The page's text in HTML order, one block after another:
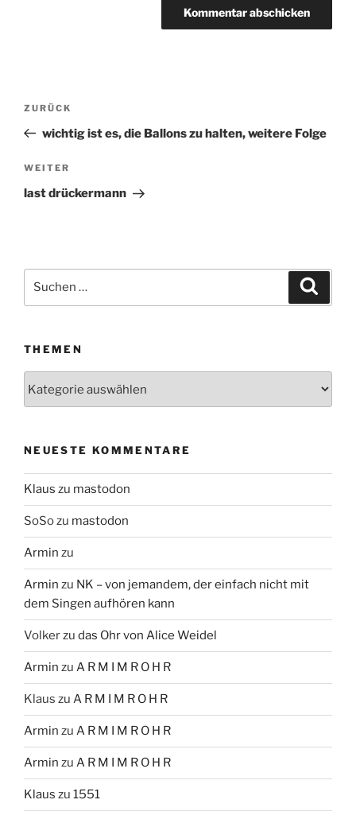
Beitragsnavigation
Vorheriger
Beitrag
ZURÜCK
wichtig ist es, die Ballons zu halten, weitere Folge
Nächster
Beitrag
WEITER
last drückermann
Suchen
THEMEN
NEUESTE KOMMENTARE
Klaus zu mastodon
SoSozu mastodon
Armin zu
Armin zu NK – von jemandem, der einfach nicht mit
dem Singen aufhören kann
Volkerzu das Ohr von Alice Weidel
Armin zu A R M I M R O H R
Klaus zu A R M I M R O H R
Armin zu A R M I M R O H R
Armin zu A R M I M R O H R
Klaus zu 1551